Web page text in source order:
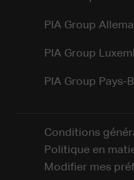
PIA Group
PIA Group
PIA Group Pays-
Conditions
Politique en
Modifier mes